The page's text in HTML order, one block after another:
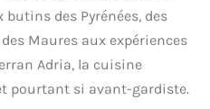
des Pyrénées, des
Maures aux expériences
Adria, la cuisine
pourtant si avant-gardiste.